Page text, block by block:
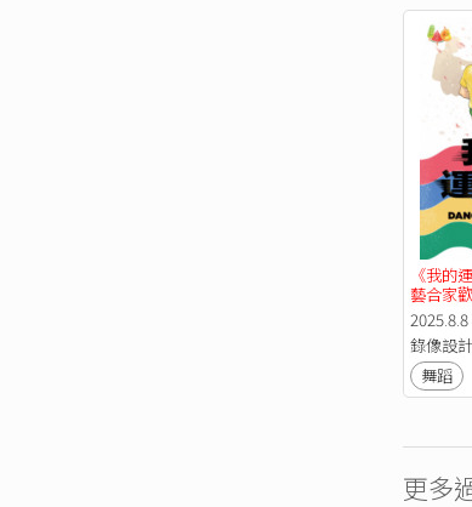
《我的
藝合家
庭套票 )
2025.8.8
錄像設計
舞蹈
更多